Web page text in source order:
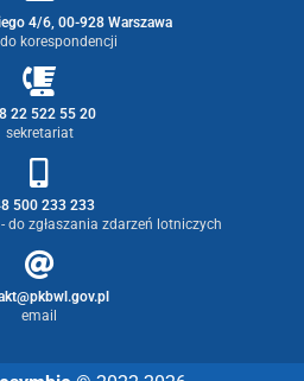
4/6, 00-928 Warszawa
korespondencji
22 522 55 20
sekretariat
500 233 233
do zgłaszania zdarzeń lotniczych
email